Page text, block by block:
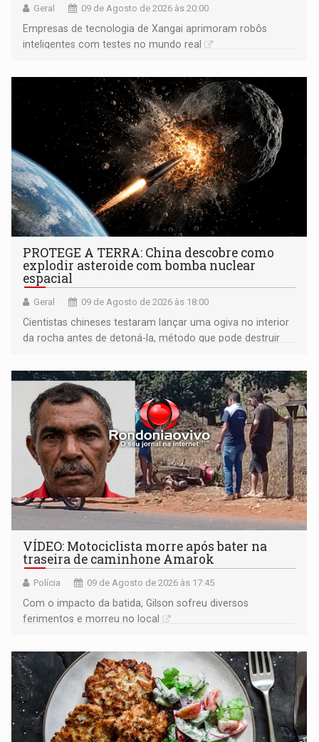
Geral 09 de Agosto de 2026 às 20:00
Empresas de tecnologia de Xangai aprimoram robôs
inteligentes com testes no mundo real
PROTEGE A TERRA: China descobre como
explodir asteroide com bomba nuclear
espacial
Geral 09 de Agosto de 2026 às 18:00
Cientistas chineses testaram lançar uma ogiva no interior
da rocha antes de detoná-la, método que pode destruir
VÍDEO: Motociclista morre após bater na
traseira de caminhone Amarok
Polícia 09 de Agosto de 2026 às 17:45
​Com o impacto da batida, Gilson sofreu diversos
ferimentos e morreu no local